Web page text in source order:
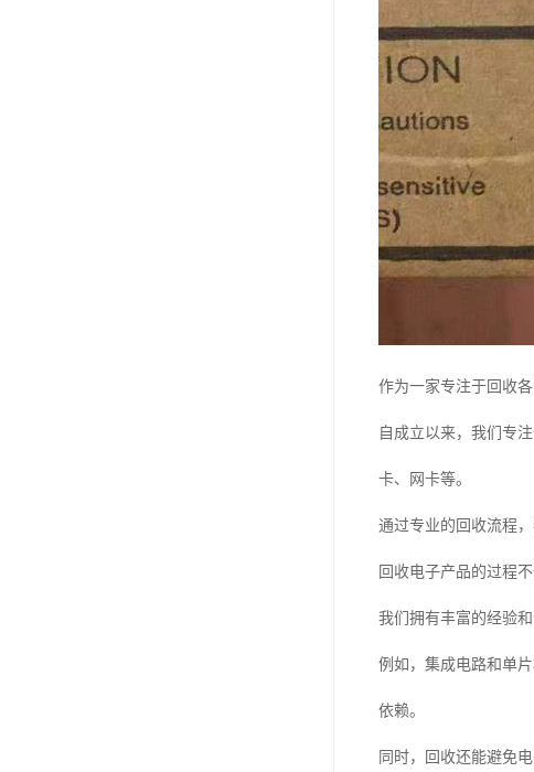
作为一家专注于回收
自成立以来，我们专
卡、网卡等。
通过专业的回收流程
回收电子产品的过程
我们拥有丰富的经验
例如，集成电路和单
依赖。
同时，回收还能避免